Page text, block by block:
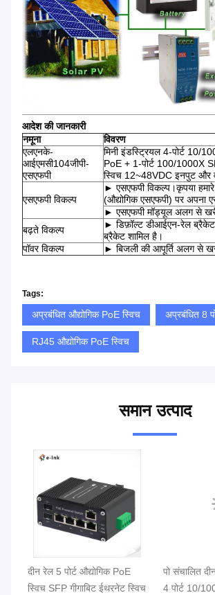
आदेश की जानकारी
नमूना
विवरण
एलएनके-
आईएमसी104जीपी-
एसएफपी
मिनी इंडस्ट्रियल 4-पोर्ट 10/
PoE + 1-पोर्ट 100/1000X
स्विच 12~48VDC इनपुट और
एसएफपी विकल्प
► एसएफपी विकल्प।कृपया
(औद्योगिक एसएफपी) पर अपना
► एसएफपी मॉड्यूल अलग से
बढ़ते विकल्प
► डिफ़ॉल्ट डीआईएन-रेल ब्रैकेट
ब्रैकेट शामिल है।
पॉवर विकल्प
► बिजली की आपूर्ति अलग से
Tags:
अप्रबंधित औद्योगिक PoE स्विच अप्रबंधित 8
RJ45 औद्योगिक PoE स्विच
समान उत्पाद
दीन रेल 5 पोर्ट औद्योगिक PoE
स्विच SFP गीगाबिट ईथरनेट स्विच
पो संचालित
4 पोर्ट 10/